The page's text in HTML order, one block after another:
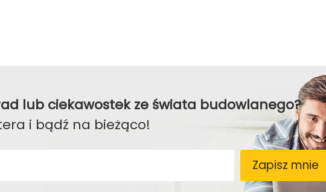
lub ciekawostek ze świata budowlanego?
i bądź na bieżąco!
Zapisz mnie